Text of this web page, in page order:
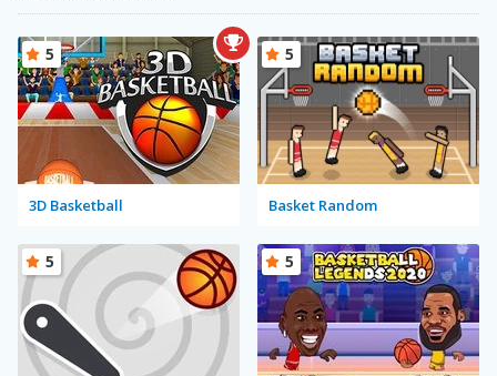
3D Basketball
5
Basket Random
5
5 5